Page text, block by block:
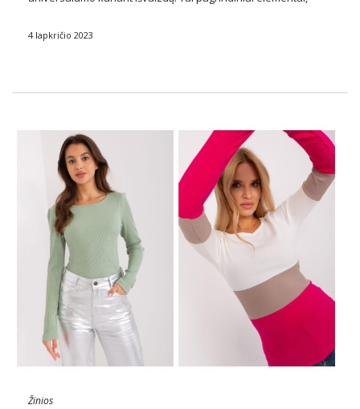
elegantiškesnę aprangą. Šiame straipsnyje sužinosime, kodėl
4 lapkričio 2023
Žinios